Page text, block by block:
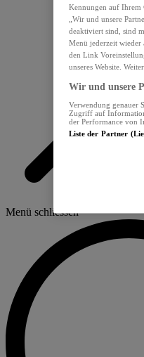
Menü schliessen
Kennungen auf Ihrem
„Wir und unsere
deaktiviert sind, sind
Menü jederzeit
den Link
unseres Website.
Wir und unsere
Verwendung genauer
Zugriff auf
der Performance von
Liste der Partner